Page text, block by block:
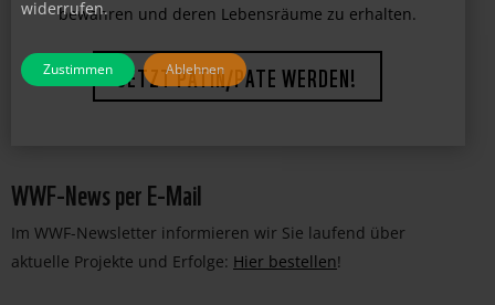
faszinierende Lebewesen vor dem Aussterben zu
bewahren und deren Lebensräume zu erhalten.
JETZT PATIN/PATE WERDEN!
WWF-News per E-Mail
Im WWF-Newsletter informieren wir Sie laufend über
aktuelle Projekte und Erfolge: Hier bestellen!
widerrufen.
Zustimmen Ablehnen